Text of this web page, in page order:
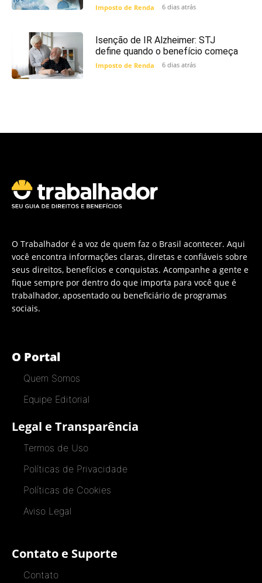
Imposto de Renda 6 dias atrás
Isenção de IR Alzheimer: STJ
define quando o benefício começa
Imposto de Renda 6 dias atrás
O Trabalhador é a voz de quem faz o Brasil acontecer. Aqui
você encontra informações claras, diretas e confiáveis sobre
seus direitos, benefícios e conquistas. Acompanhe a gente e
fique sempre por dentro do que importa para você que é
trabalhador, aposentado ou beneficiário de programas
sociais.
O Portal
Quem Somos
Equipe Editorial
Legal e Transparência
Termos de Uso
Políticas de Privacidade
Políticas de Cookies
Aviso Legal
Contato e Suporte
Contato